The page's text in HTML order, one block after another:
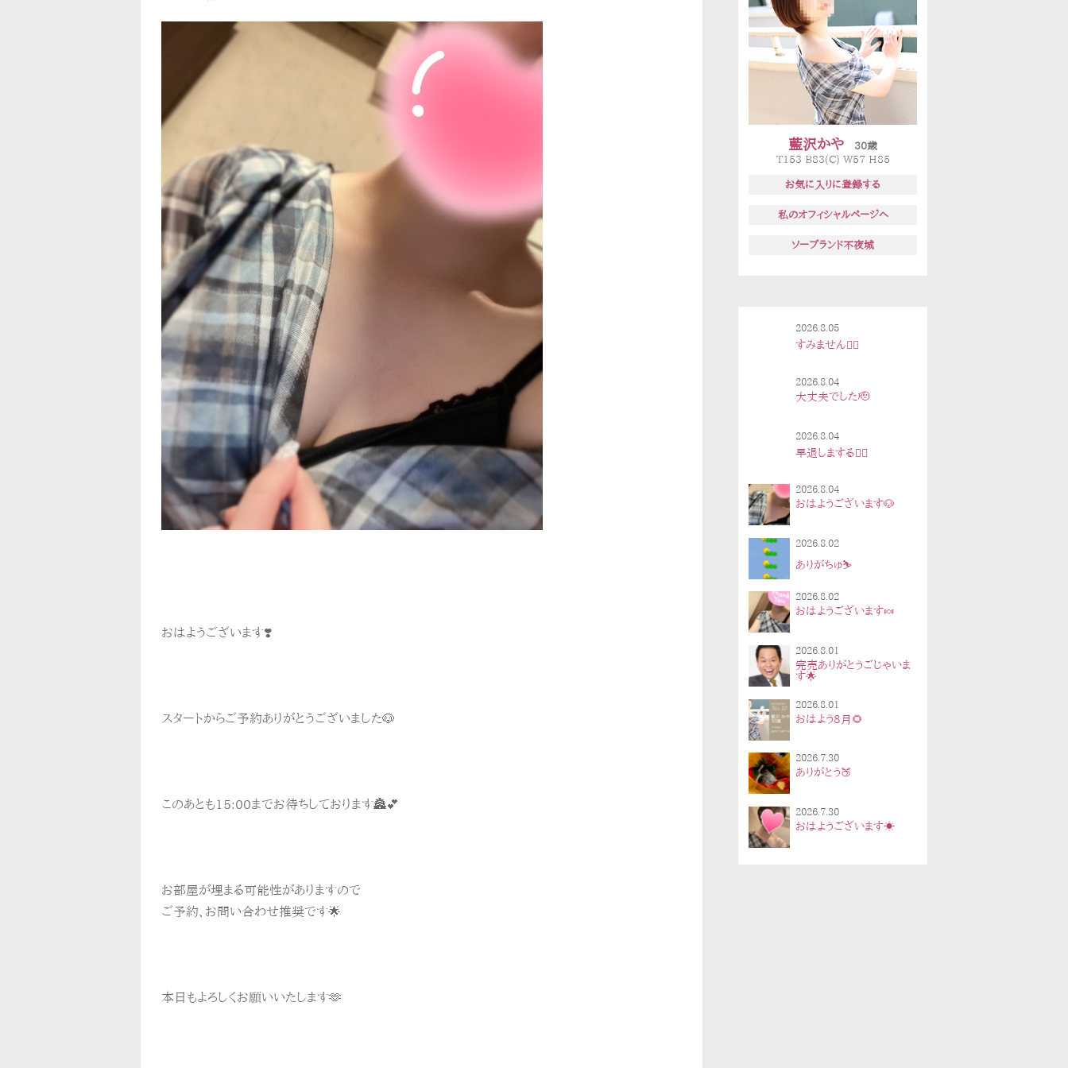
おはようございます❣️
スタートからご予約ありがとうございました🐶
このあとも15:00までお待ちしております🏯💕
お部屋が埋まる可能性がありますので
ご予約、お問い合わせ推奨です🌟
本日もよろしくお願いいたします🫶
藍沢かや
30歳
T153 B83(C) W57 H85
お気に入りに登録する
私のオフィシャルページへ
ソープランド不夜城
2026.8.05
すみません🙇‍♀️
2026.8.04
大丈夫でした🫡
2026.8.04
早退しまする🙇‍♀️
2026.8.04
おはようございます🐶
2026.8.02
ありがちゅ⛷
2026.8.02
おはようございます🍬
2026.8.01
完売ありがとうごじゃいま
す🌟
2026.8.01
おはよう8月🌻
2026.7.30
ありがとう🍑
2026.7.30
おはようございます☀️